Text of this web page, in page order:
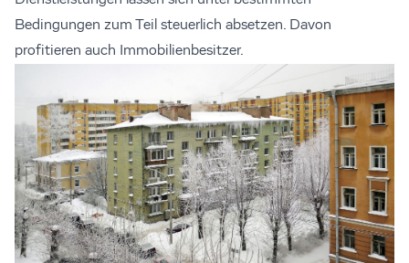
Bedingungen zum Teil steuerlich absetzen. Davon
profitieren auch Immobilienbesitzer.